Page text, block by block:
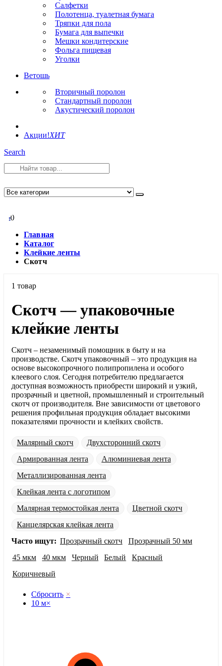
Салфетки
Полотенца, туалетная бумага
Тряпки для пола
Бумага для выпечки
Мешки кондитерские
Фольга пищевая
Уголки
Ветошь
Вторичный поролон
Стандартный поролон
Акустический поролон
Акции!ХИТ
Search
00
Главная
Каталог
Клейкие ленты
Скотч
1 товар
Скотч — упаковочные
клейкие ленты
Скотч – незаменимый помощник в быту и на
производстве. Скотч упаковочный – это продукция на
основе высокопрочного полипропилена и особого
клеевого слоя. Сегодня потребителю предлагается
доступная возможность приобрести широкий и узкий,
прозрачный и цветной, промышленный и строительный
скотч от производителя. Вне зависимости от цветового
решения профильная продукция обладает высокими
показателями прочности и клейких свойств.
Малярный скотч
Двухсторонний скотч
Армированная лента
Алюминиевая лента
Металлизированная лента
Клейкая лента с логотипом
Малярная термостойкая лента
Цветной скотч
Канцелярская клейкая лента
Часто ищут: Прозрачный скотч
Прозрачный 50 мм
45 мкм
40 мкм Черный Белый
Красный
Коричневый
Сбросить ×
10 м×